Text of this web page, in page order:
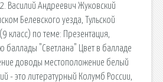
Василий Андреевич Жуковский
Белевского уезда, Тульской
класс) по теме: Презентация,
баллады "Светлана" Цвет в балладе
доводы местоположение белый
- это литературный Колумб России,